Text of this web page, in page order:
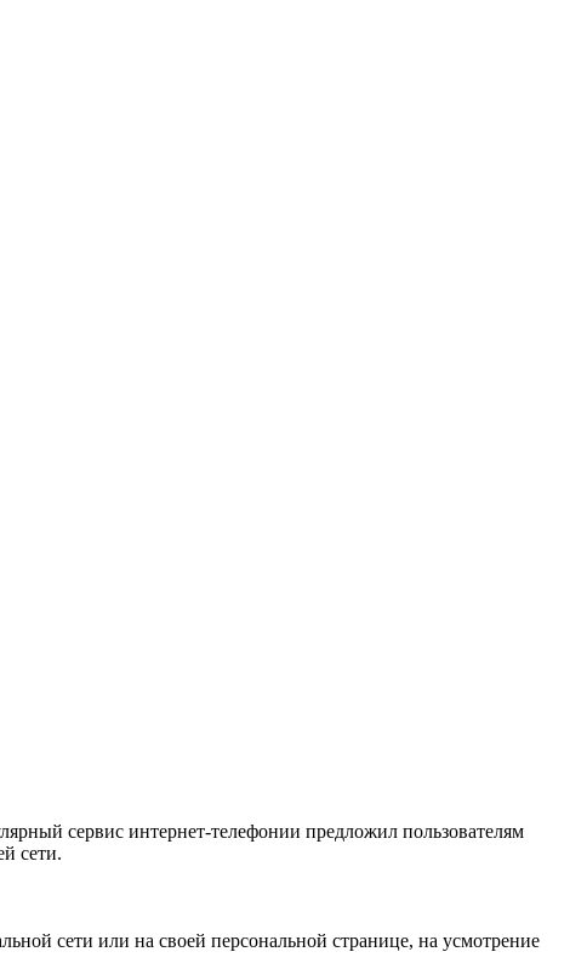
сервис интернет-телефонии предложил пользователям
сети.
сети или на своей персональной странице, на усмотрение